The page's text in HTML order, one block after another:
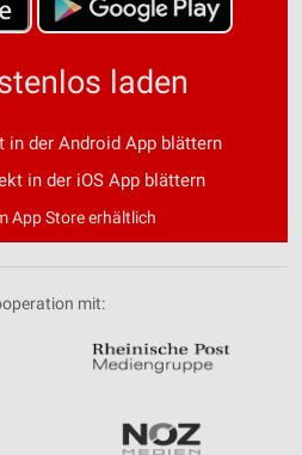
laden
in der Android App blättern
in der iOS App blättern
App Store erhältlich
mit: